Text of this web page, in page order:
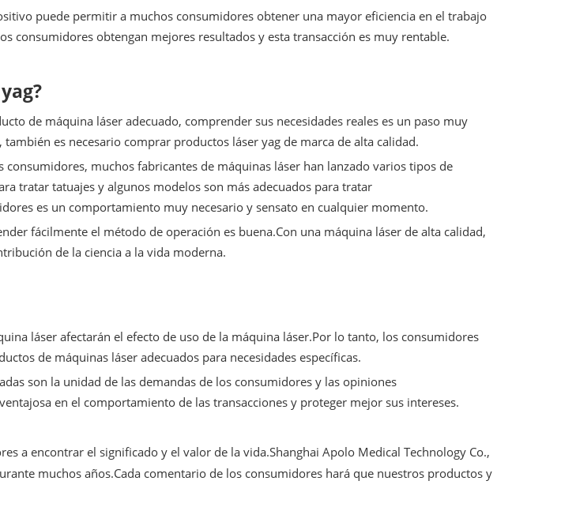
puede permitir a muchos consumidores obtener una mayor eficiencia en el trabajo
consumidores obtengan mejores resultados y esta transacción es muy rentable.
de máquina láser adecuado, comprender sus necesidades reales es un paso muy
es necesario comprar productos láser yag de marca de alta calidad.
muchos fabricantes de máquinas láser han lanzado varios tipos de
tratar tatuajes y algunos modelos son más adecuados para tratar
es un comportamiento muy necesario y sensato en cualquier momento.
fácilmente el método de operación es buena.Con una máquina láser de alta calidad,
de la ciencia a la vida moderna.
láser afectarán el efecto de uso de la máquina láser.Por lo tanto, los consumidores
de máquinas láser adecuados para necesidades específicas.
son la unidad de las demandas de los consumidores y las opiniones
en el comportamiento de las transacciones y proteger mejor sus intereses.
a encontrar el significado y el valor de la vida.Shanghai Apolo Medical Technology Co.,
muchos años.Cada comentario de los consumidores hará que nuestros productos y